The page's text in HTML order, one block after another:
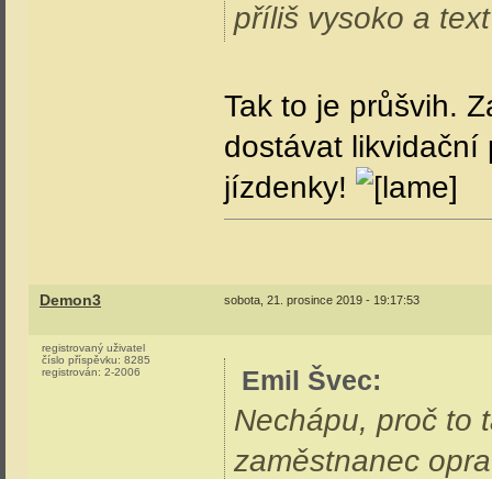
příliš vysoko a
Tak to je průšvih.
dostávat likvidační
jízdenky!
Demon3 sobota, 21. prosince 2019 - 19:17:53
registrovaný uživatel
číslo příspěvku: 8285
registrován: 2-2006 Emil Švec:
Nechápu, proč to
zaměstnanec